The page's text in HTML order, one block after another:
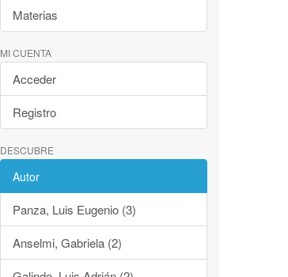
Materias
MI CUENTA
Acceder
Registro
DESCUBRE
Autor
Panza, Luis Eugenio (3)
Anselmi, Gabriela (2)